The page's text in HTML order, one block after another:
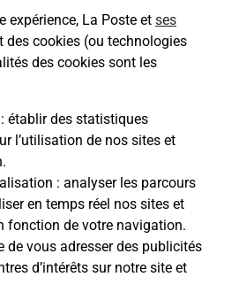
expérience, La Poste et ses
des cookies (ou technologies
des cookies sont les
: établir des statistiques
l’utilisation de nos sites et
: analyser les parcours
en temps réel nos sites et
fonction de votre navigation.
de vous adresser des publicités
d’intérêts sur notre site et
une
?
participe-t-elle
au quotidien ?
code de la route
sous quelles